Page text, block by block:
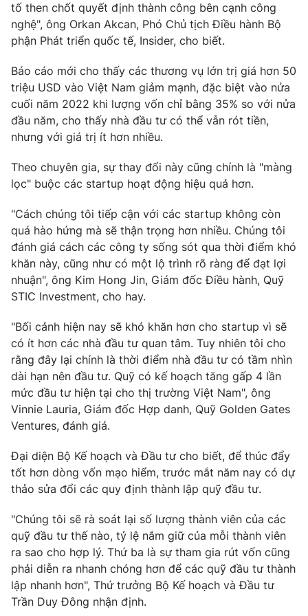
THỜI BÁO VTV
Theo dõi báo trên
Cơ quan chủ quản:
Cơ quan báo chí:Thời báo VTV
Giấy phép hoạt động báo in và báo điện tử số 483/GP-BTTTT
Tổng Biên tập: Vũ Thanh Thủy
Phó Tổng Biên tập:Nguyễn Thị Mỹ Hạnh, Phạm Quốc Thắng,
Nguyễn Trọng Ninh
Tổng đài VTV:024.38 355 931 - 024.38 355 932
Ðiện thoại Thời báo VTV:024.66 897 897
Liên hệ quảng cáo:024-7300.7108
® Cấm sao chép dưới mọi hình thức nếu không có sự chấp
thuận bằng văn bản. Ghi rõ nguồn VTV.vn khi phát hành lại
thông tin từ website này.
tố then chốt quyết định thành công bên cạnh công
nghệ", ông Orkan Akcan, Phó Chủ tịch Điều hành Bộ
phận Phát triển quốc tế, Insider, cho biết.
Báo cáo mới cho thấy các thương vụ lớn trị giá hơn 50
triệu USD vào Việt Nam giảm mạnh, đặc biệt vào nửa
cuối năm 2022 khi lượng vốn chỉ bằng 35% so với nửa
đầu năm, cho thấy nhà đầu tư có thể vẫn rót tiền,
nhưng với giá trị ít hơn nhiều.
Theo chuyên gia, sự thay đổi này cũng chính là "màng
lọc" buộc các startup hoạt động hiệu quả hơn.
"Cách chúng tôi tiếp cận với các startup không còn
quá hào hứng mà sẽ thận trọng hơn nhiều. Chúng tôi
đánh giá cách các công ty sống sót qua thời điểm khó
khăn này, cũng như có một lộ trình rõ ràng để đạt lợi
nhuận", ông Kim Hong Jin, Giám đốc Điều hành, Quỹ
STIC Investment, cho hay.
"Bối cảnh hiện nay sẽ khó khăn hơn cho startup vì sẽ
có ít hơn các nhà đầu tư quan tâm. Tuy nhiên tôi cho
rằng đây lại chính là thời điểm nhà đầu tư có tầm nhìn
dài hạn nên đầu tư. Quỹ có kế hoạch tăng gấp 4 lần
mức đầu tư hiện tại cho thị trường Việt Nam", ông
Vinnie Lauria, Giám đốc Hợp danh, Quỹ Golden Gates
Ventures, đánh giá.
Đại diện Bộ Kế hoạch và Đầu tư cho biết, để thúc đẩy
tốt hơn dòng vốn mạo hiểm, trước mắt năm nay có dự
thảo sửa đổi các quy định thành lập quỹ đầu tư.
"Chúng tôi sẽ rà soát lại số lượng thành viên của các
quỹ đầu tư thế nào, tỷ lệ nắm giữ của mỗi thành viên
ra sao cho hợp lý. Thứ ba là sự tham gia rút vốn cũng
phải diễn ra nhanh chóng hơn để các quỹ đầu tư thành
lập nhanh hơn", Thứ trưởng Bộ Kế hoạch và Đầu tư
Trần Duy Đông nhận định.